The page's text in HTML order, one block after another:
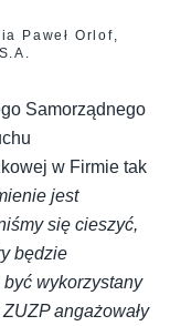
Paweł Orlof,
Samorządnego
w Firmie tak
jest
się cieszyć,
będzie
być wykorzystany
angażowały